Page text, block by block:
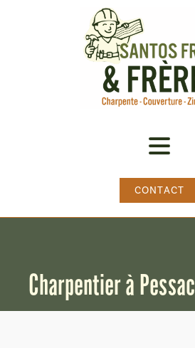
CONTACT
Charpentier à Pessac